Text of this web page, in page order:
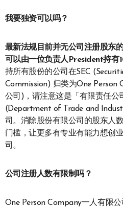
我要独资可以吗？
最新法规目前并无公司注册股东
可以由一位负责人 President持有
持所有股份的公司在SEC
Commission) 归类为One Person
公司)，请注意这是「有限责任公
(Department of Trade and
司。消除股份有限公司的股东人
门槛，让更多有专业有能力想创
司。
公司注册人数有限制吗？
One Person Company一人有限